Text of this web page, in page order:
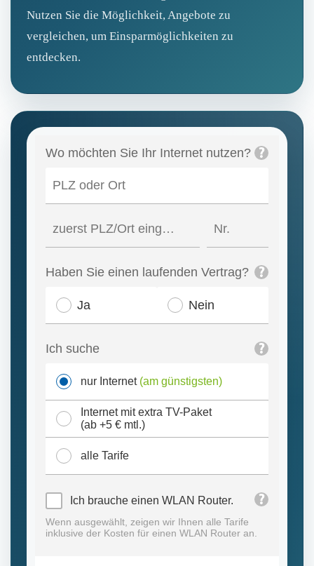
Nutzen Sie die Möglichkeit, Angebote zu
vergleichen, um Einsparmöglichkeiten zu
entdecken.